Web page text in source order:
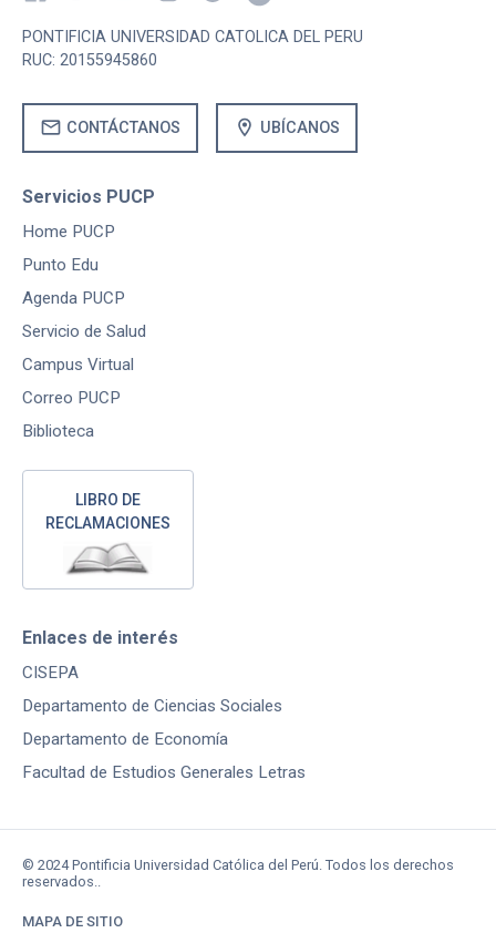
PONTIFICIA UNIVERSIDAD CATOLICA DEL PERU
RUC: 20155945860
mail CONTÁCTANOS location_on UBÍCANOS
Servicios PUCP
Home PUCP
Punto Edu
Agenda PUCP
Servicio de Salud
Campus Virtual
Correo PUCP
Biblioteca
LIBRO DE
RECLAMACIONES
Enlaces de interés
CISEPA
Departamento de Ciencias Sociales
Departamento de Economía
Facultad de Estudios Generales Letras
© 2024 Pontificia Universidad Católica del Perú. Todos los derechos
reservados..
MAPA DE SITIO